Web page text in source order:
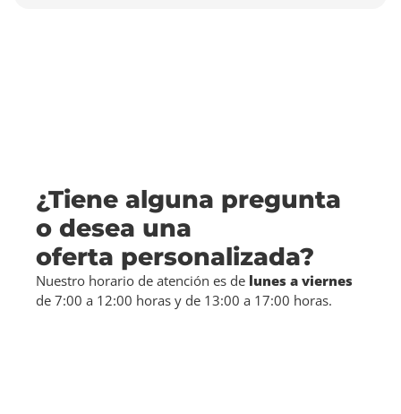
¿Tiene alguna pregunta
o desea una
oferta personalizada?
Nuestro horario de atención es de lunes a viernes
de 7:00 a 12:00 horas y de 13:00 a 17:00 horas.